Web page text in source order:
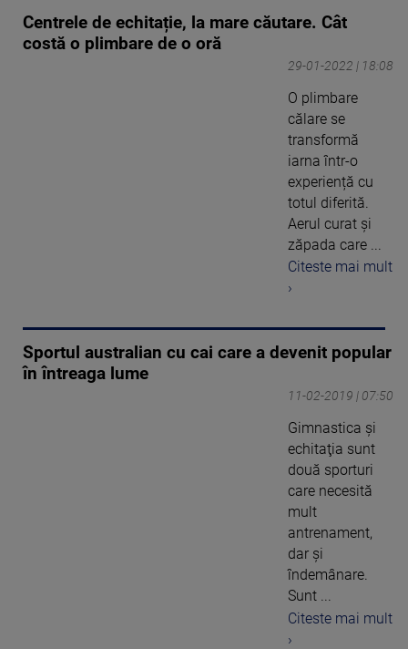
Centrele de echitație, la mare căutare. Cât
costă o plimbare de o oră
29-01-2022 | 18:08
O plimbare
călare se
transformă
iarna într-o
experiență cu
totul diferită.
Aerul curat și
zăpada care ...
Citeste mai mult
›
Sportul australian cu cai care a devenit popular
în întreaga lume
11-02-2019 | 07:50
Gimnastica şi
echitaţia sunt
două sporturi
care necesită
mult
antrenament,
dar şi
îndemânare.
Sunt ...
Citeste mai mult
›